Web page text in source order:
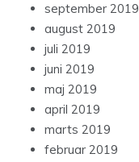
september 2019
august 2019
juli 2019
juni 2019
maj 2019
april 2019
marts 2019
februar 2019